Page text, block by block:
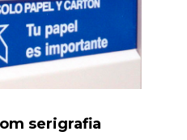
serigrafia